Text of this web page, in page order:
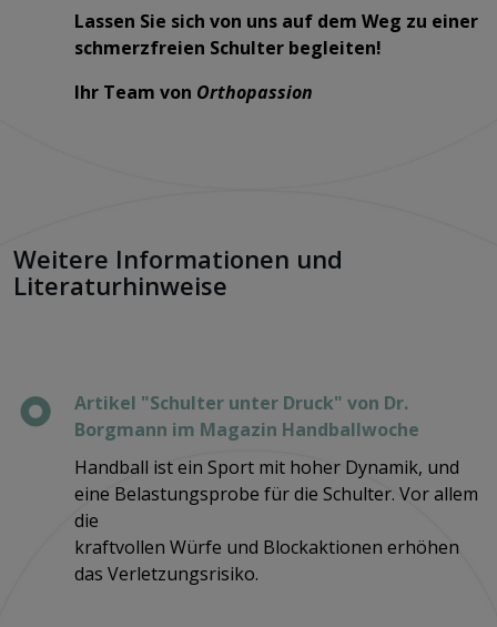
Lassen Sie sich von uns auf dem Weg zu einer
schmerzfreien Schulter begleiten!
Ihr Team von Orthopassion
Weitere Informationen und
Literaturhinweise
Artikel "Schulter unter Druck" von Dr.
Borgmann im Magazin Handballwoche
Handball ist ein Sport mit hoher Dynamik, und
eine Belastungsprobe für die Schulter. Vor allem
die
kraftvollen Würfe und Blockaktionen erhöhen
das Verletzungsrisiko.